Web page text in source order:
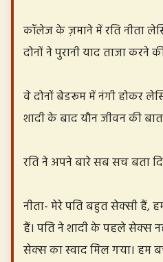
कॉलेज के ज़माने में रति नीता
दोनों ने पुरानी याद ताजा करने
वे दोनों बेडरूम में नंगी होकर
शादी के बाद यौन जीवन की
रति ने अपने बारे सब सच बता
नीता- मेरे पति बहुत सेक्सी हैं,
हैं। पति ने शादी के पहले सेक्स
सेक्स का स्वाद मिल गया। हम